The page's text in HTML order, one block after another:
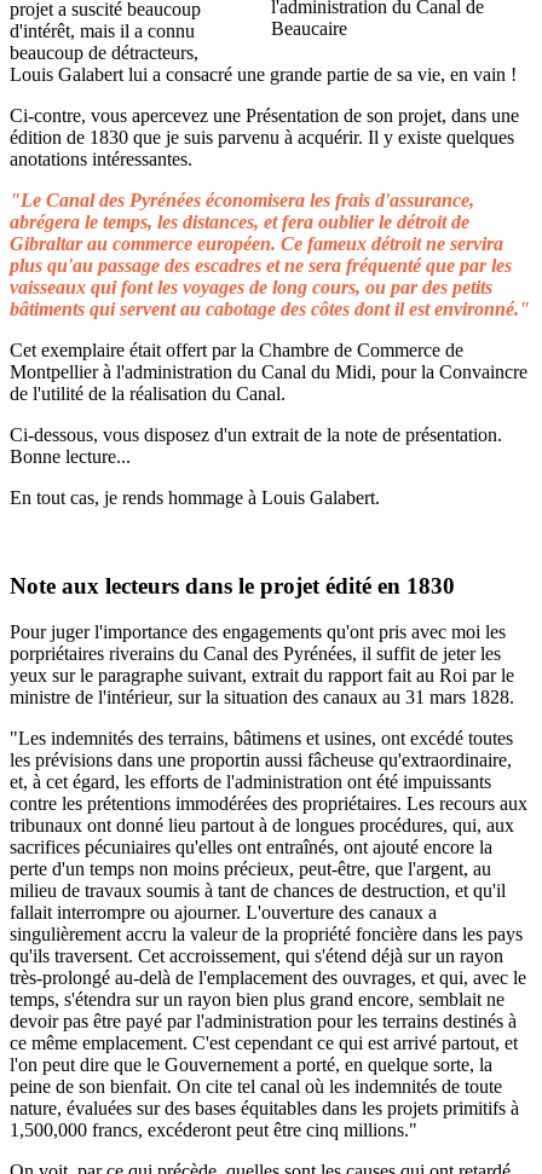
projet a suscité beaucoup
d'intérêt, mais il a connu
beaucoup de détracteurs,
Louis Galabert lui a consacré une grande partie de sa vie, en vain !
Ci-contre, vous apercevez une Présentation de son projet, dans une
édition de 1830 que je suis parvenu à acquérir. Il y existe quelques
anotations intéressantes.
"Le Canal des Pyrénées économisera les frais d'assurance,
abrégera le temps, les distances, et fera oublier le détroit de
Gibraltar au commerce européen. Ce fameux détroit ne servira
plus qu'au passage des escadres et ne sera fréquenté que par les
vaisseaux qui font les voyages de long cours, ou par des petits
bâtiments qui servent au cabotage des côtes dont il est environné."
Cet exemplaire était offert par la Chambre de Commerce de
Montpellier à l'administration du Canal du Midi, pour la Convaincre
de l'utilité de la réalisation du Canal.
Ci-dessous, vous disposez d'un extrait de la note de présentation.
Bonne lecture...
En tout cas, je rends hommage à Louis Galabert.
Note aux lecteurs dans le projet édité en 1830
Pour juger l'importance des engagements qu'ont pris avec moi les
porpriétaires riverains du Canal des Pyrénées, il suffit de jeter les
yeux sur le paragraphe suivant, extrait du rapport fait au Roi par le
ministre de l'intérieur, sur la situation des canaux au 31 mars 1828.
"Les indemnités des terrains, bâtimens et usines, ont excédé toutes
les prévisions dans une proportin aussi fâcheuse qu'extraordinaire,
et, à cet égard, les efforts de l'administration ont été impuissants
contre les prétentions immodérées des propriétaires. Les recours aux
tribunaux ont donné lieu partout à de longues procédures, qui, aux
sacrifices pécuniaires qu'elles ont entraînés, ont ajouté encore la
perte d'un temps non moins précieux, peut-être, que l'argent, au
milieu de travaux soumis à tant de chances de destruction, et qu'il
fallait interrompre ou ajourner. L'ouverture des canaux a
singulièrement accru la valeur de la propriété foncière dans les pays
qu'ils traversent. Cet accroissement, qui s'étend déjà sur un rayon
très-prolongé au-delà de l'emplacement des ouvrages, et qui, avec le
temps, s'étendra sur un rayon bien plus grand encore, semblait ne
devoir pas être payé par l'administration pour les terrains destinés à
ce même emplacement. C'est cependant ce qui est arrivé partout, et
l'on peut dire que le Gouvernement a porté, en quelque sorte, la
peine de son bienfait. On cite tel canal où les indemnités de toute
nature, évaluées sur des bases équitables dans les projets primitifs à
1,500,000 francs, excéderont peut être cinq millions."